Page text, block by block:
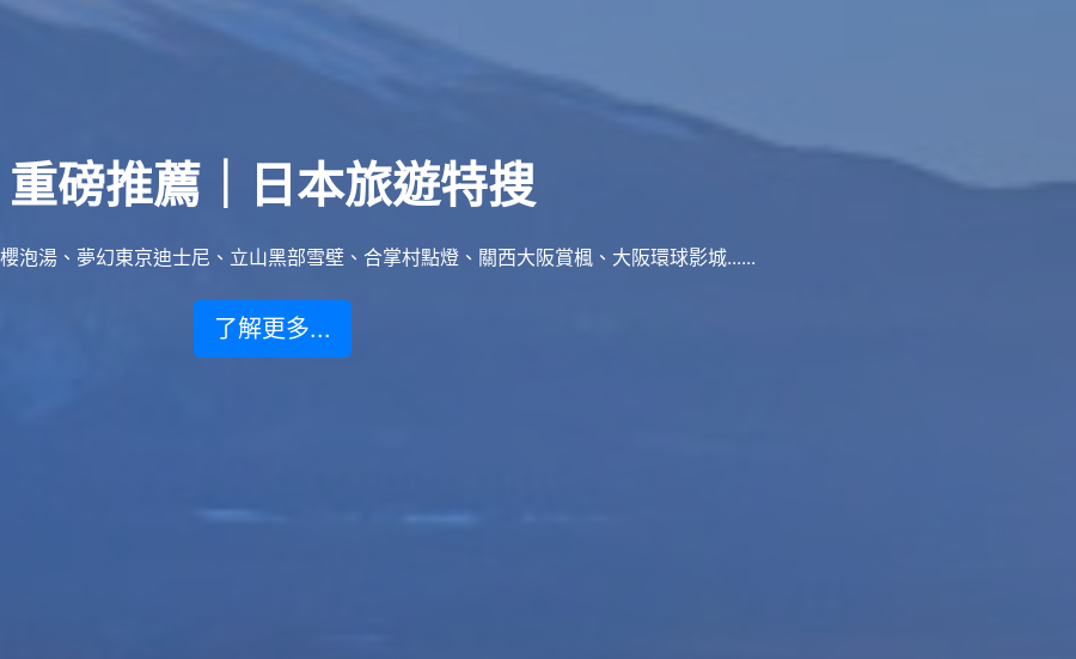
重磅推薦｜日本旅遊特搜
泡湯、夢幻東京迪士尼、立山黑部雪壁、合掌村點燈、關西大阪賞楓、大阪環球影城......
了解更多...